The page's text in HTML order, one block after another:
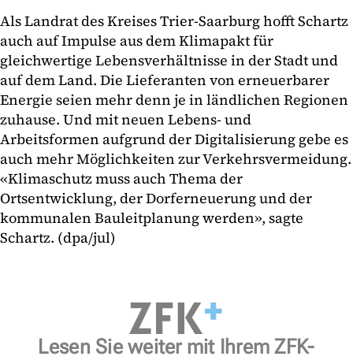
Als Landrat des Kreises Trier-Saarburg hofft Schartz
auch auf Impulse aus dem Klimapakt für
gleichwertige Lebensverhältnisse in der Stadt und
auf dem Land. Die Lieferanten von erneuerbarer
Energie seien mehr denn je in ländlichen Regionen
zuhause. Und mit neuen Lebens- und
Arbeitsformen aufgrund der Digitalisierung gebe es
auch mehr Möglichkeiten zur Verkehrsvermeidung.
«Klimaschutz muss auch Thema der
Ortsentwicklung, der Dorferneuerung und der
kommunalen Bauleitplanung werden», sagte
Schartz. (dpa/jul)
Lesen Sie weiter mit Ihrem ZFK-